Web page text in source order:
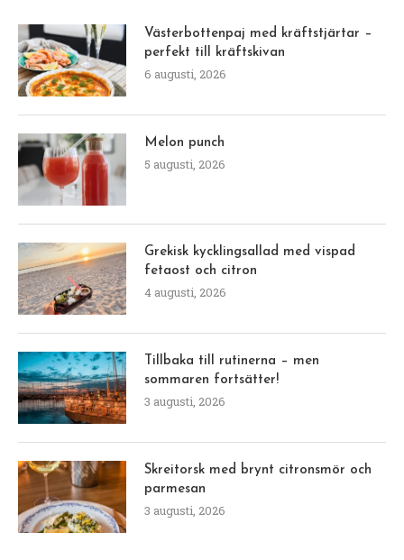
Västerbottenpaj med kräftstjärtar –
perfekt till kräftskivan
6 augusti, 2026
Melon punch
5 augusti, 2026
Grekisk kycklingsallad med vispad
fetaost och citron
4 augusti, 2026
Tillbaka till rutinerna – men
sommaren fortsätter!
3 augusti, 2026
Skreitorsk med brynt citronsmör och
parmesan
3 augusti, 2026